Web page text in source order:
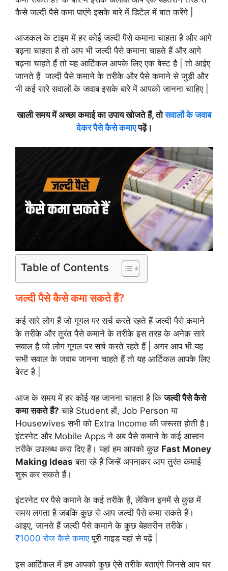
कैसे जल्दी पैसे कमा पाएंगे इसके बारे में डिटेल में बात करेंगे |
आजकल के टाइम में हर कोई जल्दी पैसे कमाना चाहता है और आगे
बढ़ना चाहता है तो आप भी जल्दी पैसे कमाना चाहते हैं और आगे
बढ़ना चाहते हैं तो यह आर्टिकल आपके लिए एक बेस्ट है | तो आईए
जानते हैं जल्दी पैसे कमाने के तरीके और पैसे कमाने से जुड़ी और
भी कई सारे सवालों के जवाब इसके बारे में आपको जानना चाहिए |
खाली समय में अच्छा कमाई का उपाय खोजते हैं, तोसवालों के जवाब
देकर पैसे कैसे कमाएपढ़ें।
Table of Contents
जल्दी पैसे कैसे कमा सकते हैं?
कई सारे लोग हैं जो गूगल पर सर्च करते रहते हैं जल्दी पैसे कमाने
के तरीके और तुरंत पैसे कमाने के तरीके इस तरह के अनेक सारे
सवाल है जो लोग गूगल पर सर्च करते रहते हैं | अगर आप भी यह
सभी सवाल के जवाब जानना चाहते हैं तो यह आर्टिकल आपके लिए
बेस्ट है |
आज के समय में हर कोई यह जानना चाहता है किजल्दी पैसे कैसे
कमा सकते हैं? चाहे Student हों, Job Person या
Housewives सभी को Extra Income की जरूरत होती है।
इंटरनेट और Mobile Apps ने अब पैसे कमाने के कई आसान
तरीके उपलब्ध करा दिए हैं। यहां हम आपको कुछ Fast Money
Making Ideas बता रहे हैं जिन्हें अपनाकर आप तुरंत कमाई
शुरू कर सकते हैं।
इंटरनेट पर पैसे कमाने के कई तरीके हैं, लेकिन इनमें से कुछ में
समय लगता है जबकि कुछ से आप जल्दी पैसे कमा सकते हैं।
आइए, जानते हैं जल्दी पैसे कमाने के कुछ बेहतरीन तरीके।
₹1000 रोज कैसे कमाएपूरी गाइड यहां से पढ़ें |
इस आर्टिकल में हम आपको कुछ ऐसे तरीके बताएंगे जिनसे आप घर